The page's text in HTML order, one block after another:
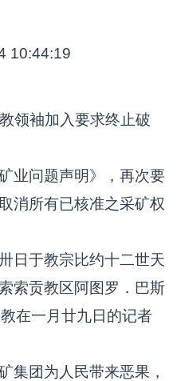
10:44:19
领袖加入要求终止破
问题声明》，再次要
消所有已核准之采矿权
于教宗比约十二世天
索贡教区阿图罗．巴斯
在一月廿九日的记者
团为人民带来恶果，